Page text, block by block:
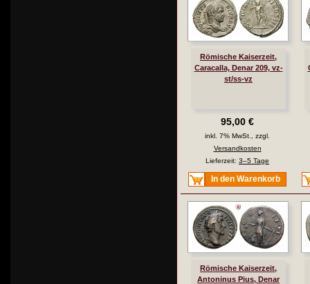
Römische Kaiserzeit,
Caracalla, Denar 209, vz-
st/ss-vz
95,00 €
inkl. 7% MwSt., zzgl.
Versandkosten
Lieferzeit: 3–5 Tage
In den Warenkorb
Römische Kaiserzeit,
Antoninus Pius, Denar